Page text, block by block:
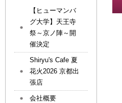
【ヒューマンバ
グ大学】天王寺
祭～京ノ陣～開
催決定
Shiryu's Cafe 夏
花火2026 京都出
張店
会社概要